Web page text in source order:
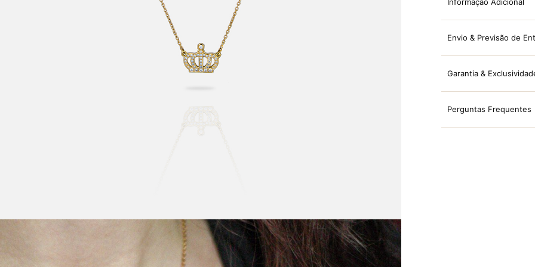
Envio & Previsão de
Garantia &
Perguntas Frequentes